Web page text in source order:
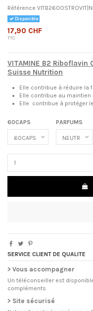
Référence
Disponible
17,90 CHF
TTC
VITAMINE B2
Suisse Nutrition
Elle contribue à réduire la
Elle contribue au maintien
Elle contribue à protéger
60CAPS PARFUMS
SERVICE CLIENT DE QUALITE
> Vous accompagner
Un téléconseiller est
compléments
> Site sécurisé